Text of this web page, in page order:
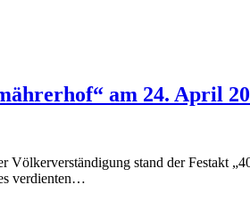
am 24. April
Völkerverständigung stand der Festakt
verdienten…